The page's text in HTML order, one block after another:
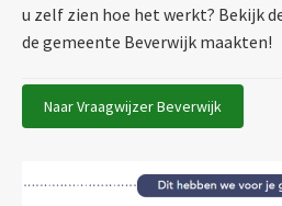
u zelf zien hoe het werkt? Bekijk
de gemeente Beverwijk maakten!
Naar Vraagwijzer Beverwijk